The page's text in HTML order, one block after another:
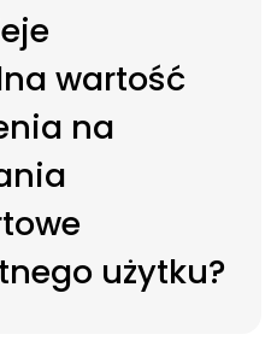
wartość
na
użytku?